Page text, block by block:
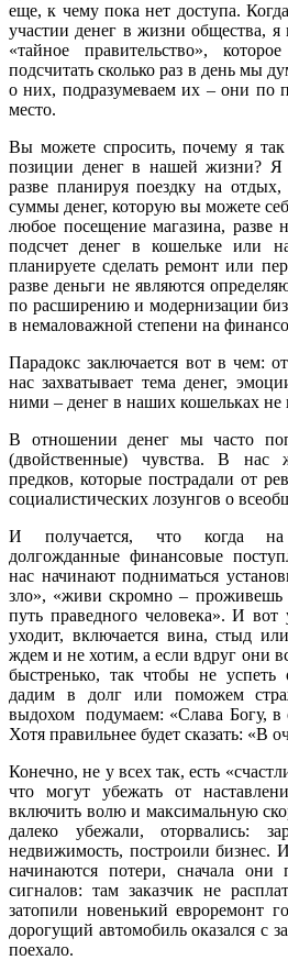
еще, к чему пока нет доступа.
участии денег в жизни общества, я
«тайное правительство»,
подсчитать сколько раз в день мы
о них, подразумеваем их – они по
место.
Вы можете спросить, почему я
позиции денег в нашей жизни? Я
разве планируя поездку на
суммы денег, которую вы можете
любое посещение магазина, разве
подсчет денег в кошельке или
планируете сделать ремонт или
разве деньги не являются
по расширению и модернизации
в немаловажной степени на
Парадокс заключается вот в чем:
нас захватывает тема денег,
ними – денег в наших кошельках не
В отношении денег мы часто
(двойственные) чувства. В нас
предков, которые пострадали от
социалистических лозунгов о
И получается, что когда на
долгожданные финансовые
нас начинают подниматься
зло», «живи скромно – проживешь
путь праведного человека». И вот
уходит, включается вина, стыд
ждем и не хотим, а если вдруг они
быстренько, так чтобы не успеть
дадим в долг или поможем
выдохом подумаем: «Слава Богу, в
Хотя правильнее будет сказать: «В
Конечно, не у всех так, есть
что могут убежать от
включить волю и максимальную
далеко убежали, оторвались:
недвижимость, построили бизнес.
начинаются потери, сначала они
сигналов: там заказчик не
затопили новенький евроремонт
дорогущий автомобиль оказался с
поехало.